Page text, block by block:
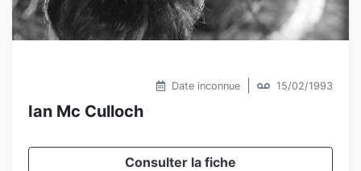
Date inconnue 15/02/1993
Ian Mc Culloch
Consulter la fiche